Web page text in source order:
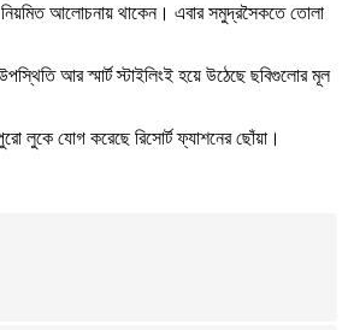
নিয়মিত আলোচনায় থাকেন। এবার সমুদ্রসৈকতে তোলা
আর স্মার্ট স্টাইলিংই হয়ে উঠেছে ছবিগুলোর মূল
লুকে যোগ করেছে রিসোর্ট ফ্যাশনের ছোঁয়া।